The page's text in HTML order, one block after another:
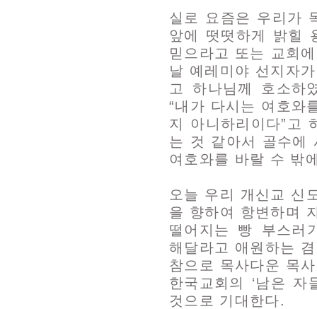
실로 요즘은 우리가
앞에 떳떳하게 밝힐
믿으라고 또는 교회
날 예레미야 선지자
고 하나님께 호소하
“내가 다시는 여호와
지 아니하리이다”고
는 것 같아서 골수에
여호와를 바랄 수 밖
오늘 우리 개신교 신
을 향하여 항변하며
떨어지는 빵 부스러
해달라고 애원하는
참으로 목사다운 목
한국교회의 ‘남은
것으로 기대한다.